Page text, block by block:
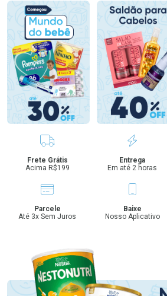
Benefícios
Frete Grátis
Acima R$199
Entrega
Em até 2 horas
Parcele
Até 3x Sem Juros
Baixe
Nosso Aplicativo